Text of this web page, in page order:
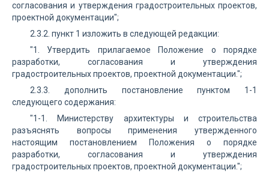
согласования и утверждения градостроительных проектов,
проектной документации";
2.3.2. пункт 1 изложить в следующей редакции:
"1. Утвердить прилагаемое Положение о порядке
разработки, согласования и утверждения
градостроительных проектов, проектной документации.";
2.3.3. дополнить постановление пунктом 1-1
следующего содержания:
"1-1. Министерству архитектуры и строительства
разъяснять вопросы применения утвержденного
настоящим постановлением Положения о порядке
разработки, согласования и утверждения
градостроительных проектов, проектной документации.";